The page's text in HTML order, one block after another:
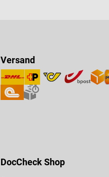
Versand
DocCheck Shop